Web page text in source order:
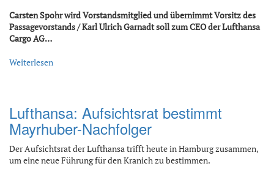
Carsten Spohr wird Vorstandsmitglied und übernimmt Vorsitz des
Passagevorstands / Karl Ulrich Garnadt soll zum CEO der Lufthansa
Cargo AG…
Weiterlesen
Lufthansa: Aufsichtsrat bestimmt
Mayrhuber-Nachfolger
Der Aufsichtsrat der Lufthansa trifft heute in Hamburg zusammen,
um eine neue Führung für den Kranich zu bestimmen.